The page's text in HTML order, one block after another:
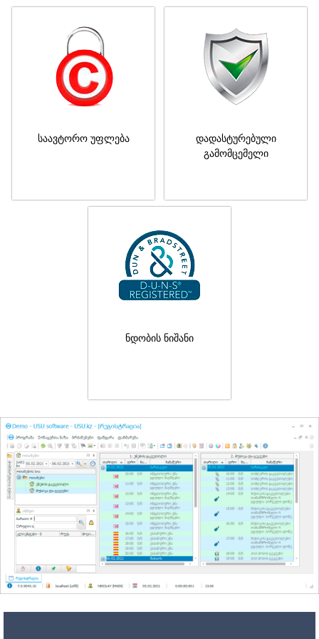
საავტორო უფლება
დადასტურებული
გამომცემელი
ნდობის ნიშანი